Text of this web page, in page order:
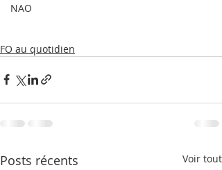
NAO
FO au quotidien
Posts récents Voir tout